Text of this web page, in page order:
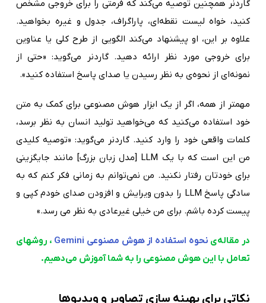
گاردنر همچنین توصیه می‌کند که فرمتی را برای خروجی مشخص
کنید، خواه لیست نقطه‌ای، پاراگراف، جدول و غیره بخواهید.
علاوه بر این، او پیشنهاد می‌کند الگویی از طرح کلی یا عناوین
برای خروجی مورد نظر ارائه دهید. گاردنر می‌گوید: «حتی از
نمونه‌ای از نحوه‌ی به نظر رسیدن یا صدای پاسخ استفاده کنید».
مهمتر از همه، اگر از یک ابزار هوش مصنوعی برای کمک به متن
خود استفاده می‌کنید که می‌خواهید تولید انسان به نظر برسد،
کلمات واقعی خود را وارد کنید. گاردنر می‌گوید: «توصیه کلیدی
من این است که با یک LLM [مدل زبان بزرگ] مانند جایگزینی
برای خودتان رفتار نکنید. من نمی‌توانم به زمانی فکر کنم که به
سادگی پاسخ LLM را بدون ویرایش و افزودن صدای خودم کپی و
پیست کرده باشم. برای من خیلی غیرعادی به نظر می رسد.»
در مقاله‌ی نحوه استفاده از هوش مصنوعی Gemini
، روشهای
تعامل با این هوش مصنوعی را به شما آموزش می‌دهیم.
نکاتی برای بهینه سازی تصاویر و ویدیوها